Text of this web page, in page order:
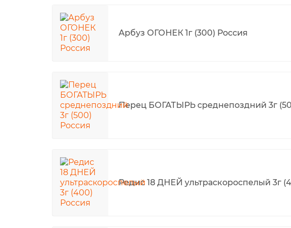
Арбуз ОГОНЕК 1г (300) Россия
Перец БОГАТЫРЬ среднепоздний 3г
Редис 18 ДНЕЙ ультраскороспелый 3г